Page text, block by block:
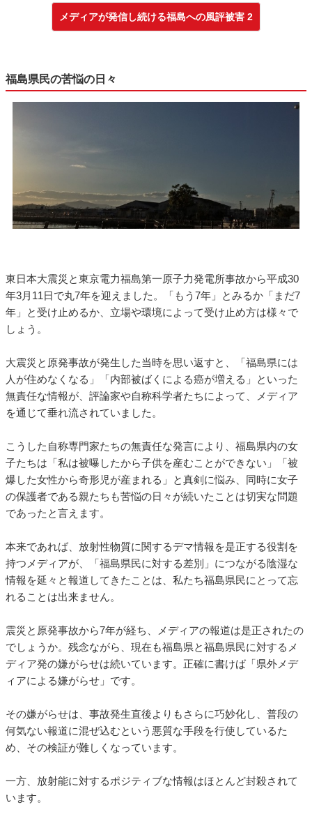
メディアが発信し続ける福島への風評被害 2
福島県民の苦悩の日々
東日本大震災と東京電力福島第一原子力発電所事故から平成30
年3月11日で丸7年を迎えました。「もう7年」とみるか「まだ7
年」と受け止めるか、立場や環境によって受け止め方は様々で
しょう。
大震災と原発事故が発生した当時を思い返すと、「福島県には
人が住めなくなる」「内部被ばくによる癌が増える」といった
無責任な情報が、評論家や自称科学者たちによって、メディア
を通じて垂れ流されていました。
こうした自称専門家たちの無責任な発言により、福島県内の女
子たちは「私は被曝したから子供を産むことができない」「被
爆した女性から奇形児が産まれる」と真剣に悩み、同時に女子
の保護者である親たちも苦悩の日々が続いたことは切実な問題
であったと言えます。
本来であれば、放射性物質に関するデマ情報を是正する役割を
持つメディアが、「福島県民に対する差別」につながる陰湿な
情報を延々と報道してきたことは、私たち福島県民にとって忘
れることは出来ません。
震災と原発事故から7年が経ち、メディアの報道は是正されたの
でしょうか。残念ながら、現在も福島県と福島県民に対するメ
ディア発の嫌がらせは続いています。正確に書けば「県外メデ
ィアによる嫌がらせ」です。
その嫌がらせは、事故発生直後よりもさらに巧妙化し、普段の
何気ない報道に混ぜ込むという悪質な手段を行使しているた
め、その検証が難しくなっています。
一方、放射能に対するポジティブな情報はほとんど封殺されて
います。